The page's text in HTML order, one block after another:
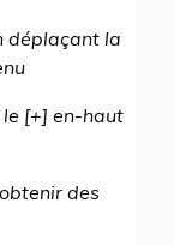
déplaçant la
[+] en-haut
des